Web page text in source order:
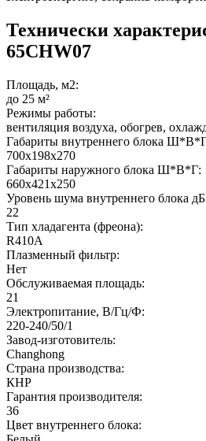
Технически
65CHW07
Площадь, м2:
до 25 м²
Режимы работы:
вентиляция воздуха, обогрев,
Габариты внутреннего блока
700х198х270
Габариты наружного блока Ш*В*Г:
660х421х250
Уровень шума внутреннего блока
22
Тип хладагента (фреона):
R410A
Плазменный фильтр:
Нет
Обслуживаемая площадь:
21
Электропитание, В/Гц/Ф:
220-240/50/1
Завод-изготовитель:
Changhong
Страна производства:
КНР
Гарантия производителя:
36
Цвет внутреннего блока: